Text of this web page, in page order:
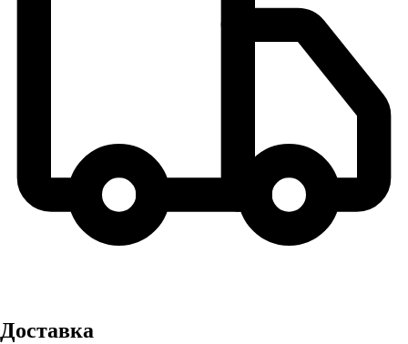
Доставка